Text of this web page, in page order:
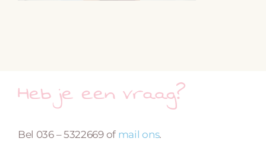
Heb je een vraag?
Bel 036 – 5322669 of mail ons.